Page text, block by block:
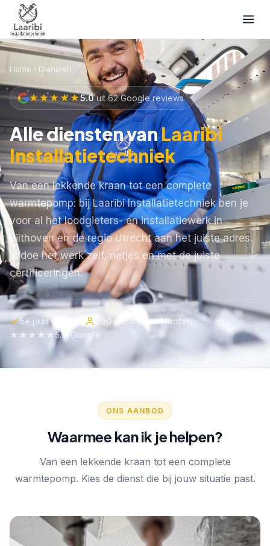
Home Diensten
★★★★★5.0uit 62 Google reviews
Alle diensten vanLaaribi
Installatietechniek
Van een lekkende kraan tot een complete
warmtepomp: bij Laaribi Installatietechniek ben je
voor al het loodgieters- en installatiewerk in
Bilthoven en de regio Utrecht aan het juiste adres.
Ik doe het werk zelf, netjes en met de juiste
certificeringen.
5+ jaar ervaring
250+ tevreden klanten
★★★★★ 5.0 Google
ONS AANBOD
Waarmee kan ik je helpen?
Van een lekkende kraan tot een complete
warmtepomp. Kies de dienst die bij jouw situatie past.